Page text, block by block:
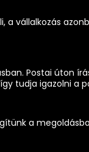
vállalkozás
Postai úton
tudja igazolni a
a